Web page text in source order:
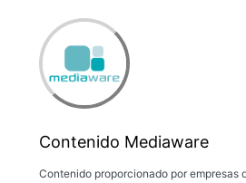
Contenido Mediaware
Contenido proporcionado por empresas